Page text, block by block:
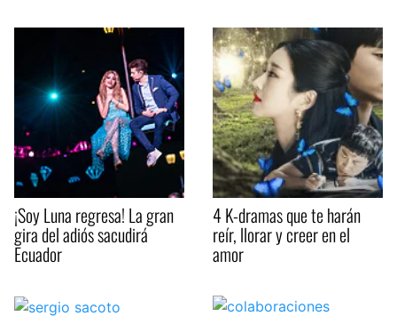
¡Soy Luna regresa! La gran
gira del adiós sacudirá
Ecuador
4 K-dramas que te harán
reír, llorar y creer en el
amor